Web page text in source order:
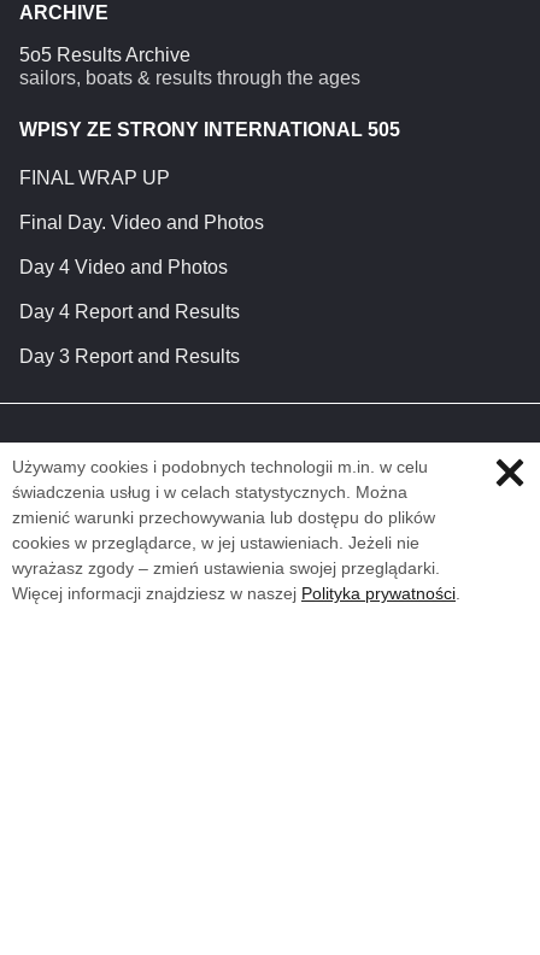
ARCHIVE
5o5 Results Archive
sailors, boats & results through the ages
WPISY ZE STRONY INTERNATIONAL 505
FINAL WRAP UP
Final Day. Video and Photos
Day 4 Video and Photos
Day 4 Report and Results
Day 3 Report and Results
Używamy cookies i podobnych technologii m.in. w celu
świadczenia usług i w celach statystycznych. Można
zmienić warunki przechowywania lub dostępu do plików
cookies w przeglądarce, w jej ustawieniach. Jeżeli nie
wyrażasz zgody – zmień ustawienia swojej przeglądarki.
Więcej informacji znajdziesz w naszej Polityka prywatności